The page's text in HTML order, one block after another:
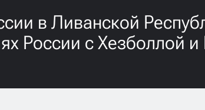
в Ливанской
России с Хезболлой